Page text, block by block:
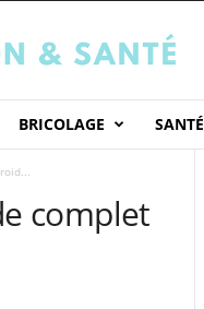
BRICOLAGE SANTÉ
complet